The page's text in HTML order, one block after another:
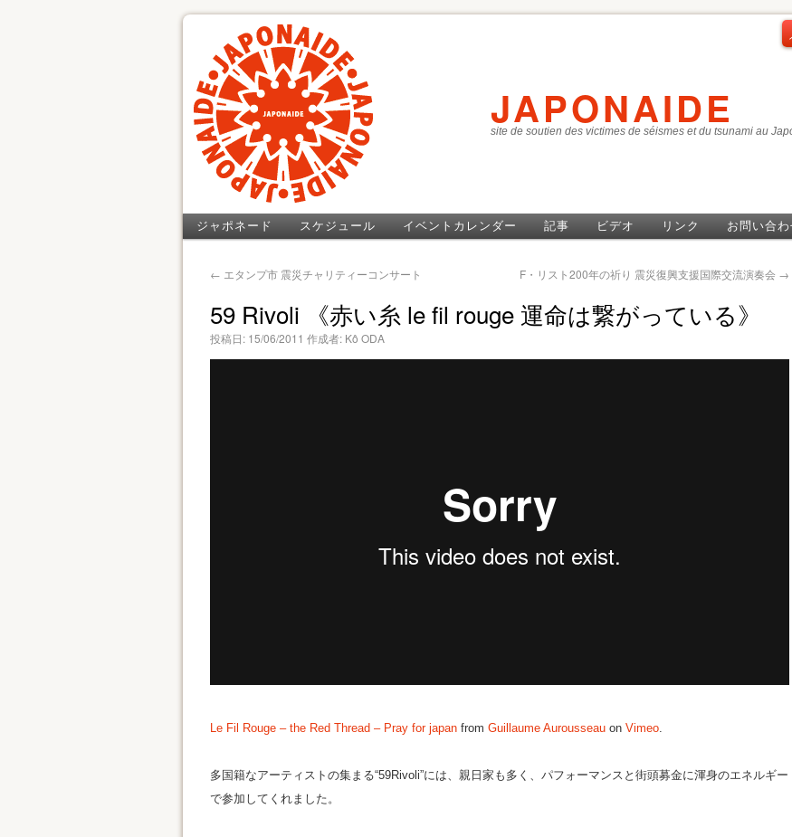
JAPONAIDE
site de soutien des victimes de séismes et du tsunami au
ジャポネード スケジュール イベントカレンダー 記事 ビデオ リンク お問い合わ
← エタンプ市 震災チャリティーコンサート F・リスト200年の祈り 震災復興支援国際交流演奏会 →
59 Rivoli 《赤い糸 le fil rouge 運命は繋がっている》
投稿日: 15/06/2011 作成者: Kô ODA
Le Fil Rouge – the Red Thread – Pray for japan from Guillaume Aurousseau on Vimeo.
多国籍なアーティストの集まる“59Rivoli”には、親日家も多く、パフォーマンスと街頭募金に渾身のエネルギー
で参加してくれました。